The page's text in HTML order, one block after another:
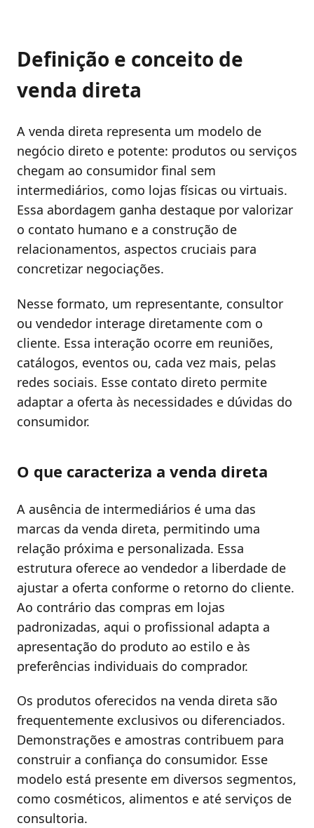
Definição e conceito de
venda direta
A venda direta representa um modelo de
negócio direto e potente: produtos ou serviços
chegam ao consumidor final sem
intermediários, como lojas físicas ou virtuais.
Essa abordagem ganha destaque por valorizar
o contato humano e a construção de
relacionamentos, aspectos cruciais para
concretizar negociações.
Nesse formato, um representante, consultor
ou vendedor interage diretamente com o
cliente. Essa interação ocorre em reuniões,
catálogos, eventos ou, cada vez mais, pelas
redes sociais. Esse contato direto permite
adaptar a oferta às necessidades e dúvidas do
consumidor.
O que caracteriza a venda direta
A ausência de intermediários é uma das
marcas da venda direta, permitindo uma
relação próxima e personalizada. Essa
estrutura oferece ao vendedor a liberdade de
ajustar a oferta conforme o retorno do cliente.
Ao contrário das compras em lojas
padronizadas, aqui o profissional adapta a
apresentação do produto ao estilo e às
preferências individuais do comprador.
Os produtos oferecidos na venda direta são
frequentemente exclusivos ou diferenciados.
Demonstrações e amostras contribuem para
construir a confiança do consumidor. Esse
modelo está presente em diversos segmentos,
como cosméticos, alimentos e até serviços de
consultoria.